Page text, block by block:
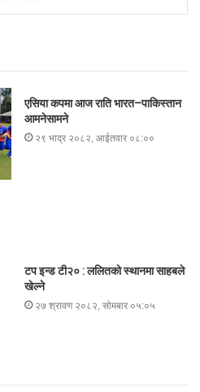
एसिया कपमा आज राति भारत–पाकिस्तान
आमनेसामने
२९ भाद्र २०८२, आईतवार ०८:००
टप इन्ड टी२० : ललितको स्थानमा साहबले
खेल्ने
२७ श्रावण २०८२, सोमबार ०५:०५